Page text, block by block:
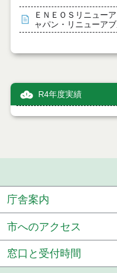
ＥＮＥＯＳリニュー
ャパン・リニューア
R4年度実績
庁舎案内
市へのアクセス
窓口と受付時間